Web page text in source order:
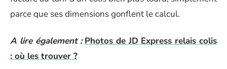
parce que ses dimensions gonflent le calcul.
A lire également : Photos de JD Express relais colis
: où les trouver ?